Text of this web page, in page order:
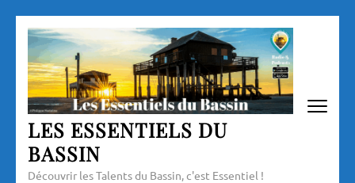
Aller
contenu
(Pressez
Entrée)
LES ESSENTIELS DU
BASSIN
Découvrir les Talents du Bassin, c'est Essentiel !